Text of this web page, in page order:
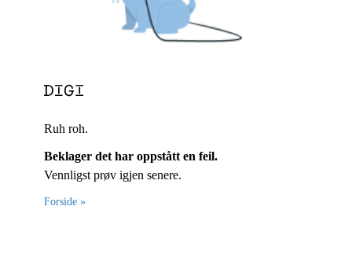
Ruh roh.
Beklager det har oppstått en feil.
Vennligst prøv igjen senere.
Forside »